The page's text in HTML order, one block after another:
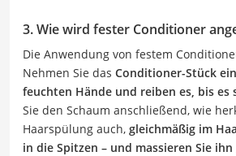
3. Wie wird fester Conditioner
Die Anwendung von festem
Nehmen Sie das Conditioner-Stück
feuchten Hände und reiben es, bis es
Sie den Schaum anschließend, wie
Haarspülung auch, gleichmäßig im
in die Spitzen – und massieren Sie